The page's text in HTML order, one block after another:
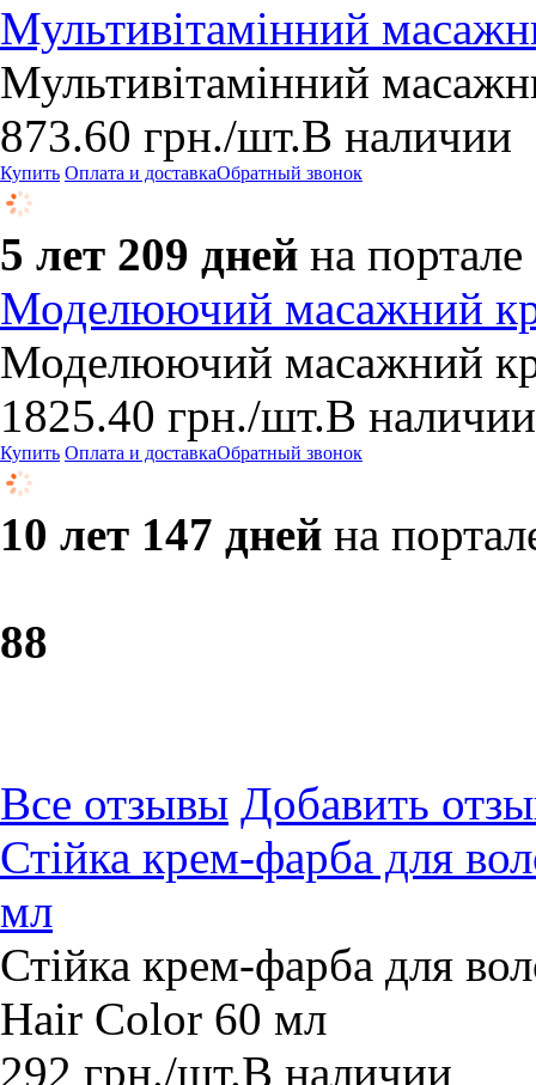
Мультивітамінний
Мультивітамінний
873.60 грн./шт.В наличии
Купить Оплата и доставкаОбратный звонок
5 лет 209 дней на портале
Моделюючий масажний
Моделюючий масажний
1825.40 грн./шт.В наличии
Купить Оплата и доставкаОбратный звонок
10 лет 147 дней на
88
Все отзывы Добавить
Стійка крем-фарба для
мл
Стійка крем-фарба для
Hair Color 60 мл
292 грн./шт.В наличии